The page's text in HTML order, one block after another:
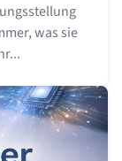
was sie